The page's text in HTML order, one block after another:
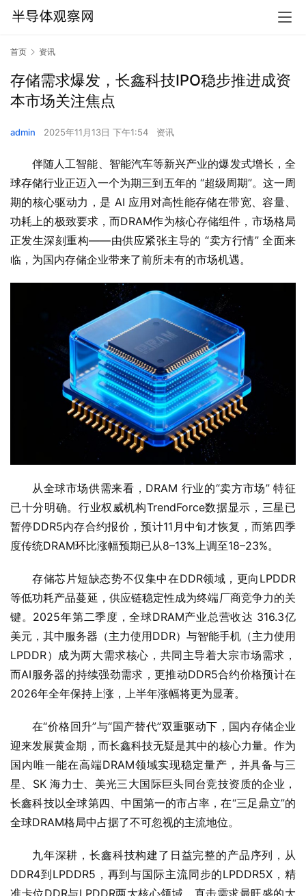
首页 资讯
存储需求爆发，长鑫科技IPO稳步推进成资
本市场关注焦点
admin 2025年11月13日 下午1:54 资讯
伴随人工智能、智能汽车等新兴产业的爆发式增长，全
球存储行业正迈入一个为期三到五年的 “超级周期”。这一周
期的核心驱动力，是 AI 应用对高性能存储在带宽、容量、
功耗上的极致要求，而DRAM作为核心存储组件，市场格局
正发生深刻重构——由供应紧张主导的 “卖方行情” 全面来
临，为国内存储企业带来了前所未有的市场机遇。
从全球市场供需来看，DRAM 行业的“卖方市场” 特征
已十分明确。行业权威机构TrendForce数据显示，三星已
暂停DDR5内存合约报价，预计11月中旬才恢复，而第四季
度传统DRAM环比涨幅预期已从8–13%上调至18–23%。
存储芯片短缺态势不仅集中在DDR领域，更向LPDDR
等低功耗产品蔓延，供应链稳定性成为终端厂商竞争力的关
键。2025年第二季度，全球DRAM产业总营收达 316.3亿
美元，其中服务器（主力使用DDR）与智能手机（主力使用
LPDDR）成为两大需求核心，共同主导着大宗市场需求，
而AI服务器的持续强劲需求，更推动DDR5合约价格预计在
2026年全年保持上涨，上半年涨幅将更为显著。
在“价格回升”与“国产替代”双重驱动下，国内存储企业
迎来发展黄金期，而长鑫科技无疑是其中的核心力量。作为
国内唯一能在高端DRAM领域实现稳定量产，并具备与三
星、SK 海力士、美光三大国际巨头同台竞技资质的企业，
长鑫科技以全球第四、中国第一的市占率，在“三足鼎立”的
全球DRAM格局中占据了不可忽视的主流地位。
九年深耕，长鑫科技构建了日益完整的产品序列，从
DDR4到LPDDR5，再到与国际主流同步的LPDDR5X，精
准卡位DDR与LPDDR两大核心领域，直击需求最旺盛的大